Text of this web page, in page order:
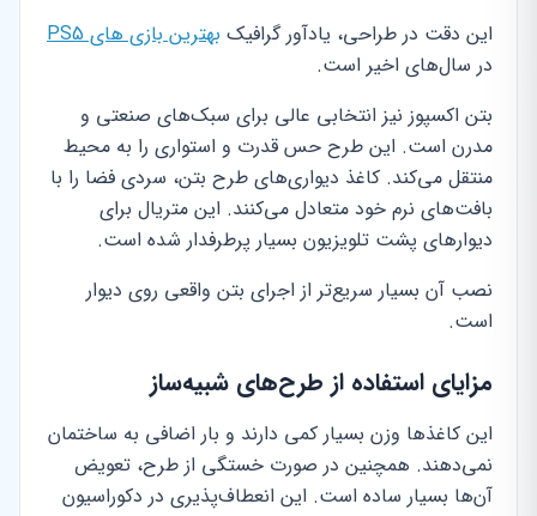
این دقت در طراحی، یادآور گرافیک بهترین بازی های PS5
در سال‌های اخیر است.
بتن اکسپوز نیز انتخابی عالی برای سبک‌های صنعتی و
مدرن است. این طرح حس قدرت و استواری را به محیط
منتقل می‌کند. کاغذ دیواری‌های طرح بتن، سردی فضا را با
بافت‌های نرم خود متعادل می‌کنند. این متریال برای
دیوارهای پشت تلویزیون بسیار پرطرفدار شده است.
نصب آن بسیار سریع‌تر از اجرای بتن واقعی روی دیوار
است.
مزایای استفاده از طرح‌های شبیه‌ساز
این کاغذها وزن بسیار کمی دارند و بار اضافی به ساختمان
نمی‌دهند. همچنین در صورت خستگی از طرح، تعویض
آن‌ها بسیار ساده است. این انعطاف‌پذیری در دکوراسیون